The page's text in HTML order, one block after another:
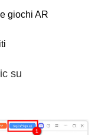
giochi AR
su